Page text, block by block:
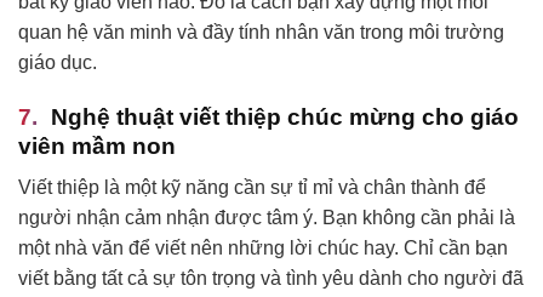
quan hệ văn minh và đầy tính nhân văn trong môi trường
giáo dục.
Nghệ thuật viết thiệp chúc mừng cho giáo
viên mầm non
Viết thiệp là một kỹ năng cần sự tỉ mỉ và chân thành để
người nhận cảm nhận được tâm ý. Bạn không cần phải là
một nhà văn để viết nên những lời chúc hay. Chỉ cần bạn
viết bằng tất cả sự tôn trọng và tình yêu dành cho người đã